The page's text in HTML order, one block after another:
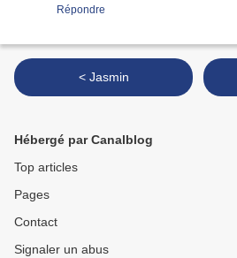
Répondre
< Jasmin
Hébergé par Canalblog
Top articles
Pages
Contact
Signaler un abus